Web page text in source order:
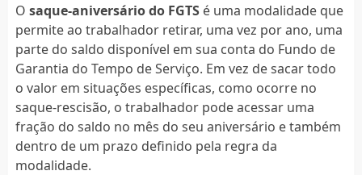
O saque-aniversário do FGTSé uma modalidade que
permite ao trabalhador retirar, uma vez por ano, uma
parte do saldo disponível em sua conta do Fundo de
Garantia do Tempo de Serviço. Em vez de sacar todo
o valor em situações específicas, como ocorre no
saque-rescisão, o trabalhador pode acessar uma
fração do saldo no mês do seu aniversário e também
dentro de um prazo definido pela regra da
modalidade.